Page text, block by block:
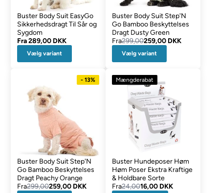
Buster Body Suit EasyGo
Sikkerhedsdragt Til Sår og
Sygdom
Fra289,00 DKK
Vælg variant
Buster Body Suit Step'N
Go Bamboo Beskyttelses
Dragt Dusty Green
Fra299,00259,00 DKK
Vælg variant
- 13%
Buster Body Suit Step'N
Go Bamboo Beskyttelses
Dragt Peachy Orange
Fra299,00259,00 DKK
Mængderabat
Buster Hundeposer Høm
Høm Poser Ekstra Kraftige
& Holdbare Sorte
Fra24,0016,00 DKK